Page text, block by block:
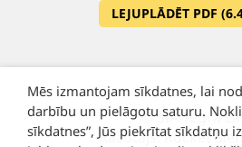
LEJUPLĀDĒT PDF
©SIA Tegra
Ražotājs: Rocket
Mēs izmantojam sīkdatnes, lai
darbību un pielāgotu saturu.
sīkdatnes”, Jūs piekrītat sīkdatņu